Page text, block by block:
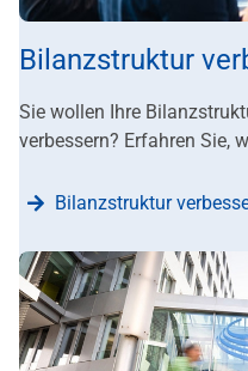
Bilanzstruktur
Sie wollen Ihre
verbessern? Erfahren Sie,
Bilanzstruktur